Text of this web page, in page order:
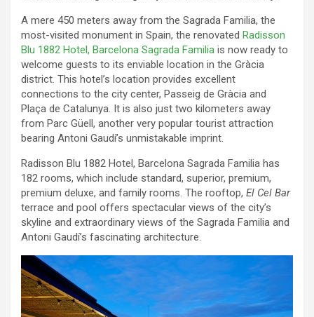
A mere 450 meters away from the Sagrada Familia, the
most-visited monument in Spain, the renovated Radisson
Blu 1882 Hotel, Barcelona Sagrada Familia is now ready to
welcome guests to its enviable location in the Gràcia
district. This hotel’s location provides excellent
connections to the city center, Passeig de Gràcia and
Plaça de Catalunya. It is also just two kilometers away
from Parc Güell, another very popular tourist attraction
bearing Antoni Gaudí’s unmistakable imprint.
Radisson Blu 1882 Hotel, Barcelona Sagrada Familia has
182 rooms, which include standard, superior, premium,
premium deluxe, and family rooms. The rooftop, El Cel Bar
terrace and pool offers spectacular views of the city’s
skyline and extraordinary views of the Sagrada Familia and
Antoni Gaudí’s fascinating architecture.